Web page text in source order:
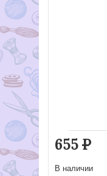
655Р
В наличии